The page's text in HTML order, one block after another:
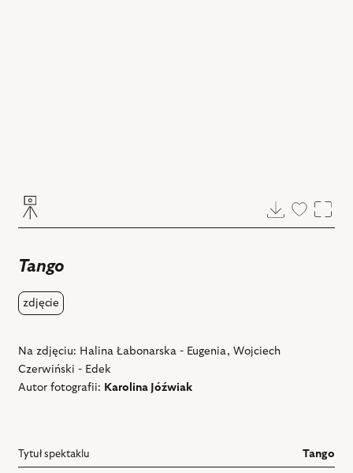
Pobierz
Dodaj
Tango
zdjęcie
Na zdjęciu: Halina Łabonarska - Eugenia, Wojciech
Czerwiński - Edek
Autor fotografii: Karolina Jóźwiak
Tytuł spektaklu Tango